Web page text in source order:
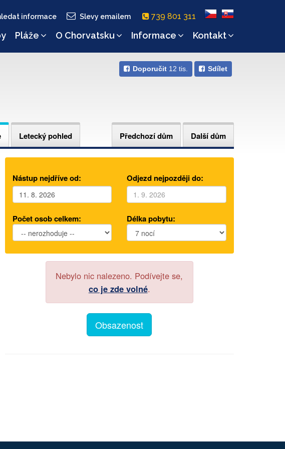
informace Slevy emailem 739 801 311
Pláže O Chorvatsku Informace Kontakt
Doporučit 12 tis. Sdílet
Předchozí dům Další dům
Letecký pohled
Nástup nejdříve od: Odjezd nejpozději do:
Počet osob celkem: Délka pobytu:
Nebylo nic nalezeno. Podívejte se,
co je zde volné.
Obsazenost